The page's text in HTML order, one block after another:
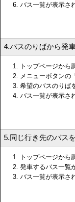
バス一覧が表示さ
4.バスのりばから発
トップページから
メニューボタンの
希望のバスのりば
バス一覧が表示さ
5.同じ行き先のバス
トップページから
発車するバス一覧
バス一覧が表示さ